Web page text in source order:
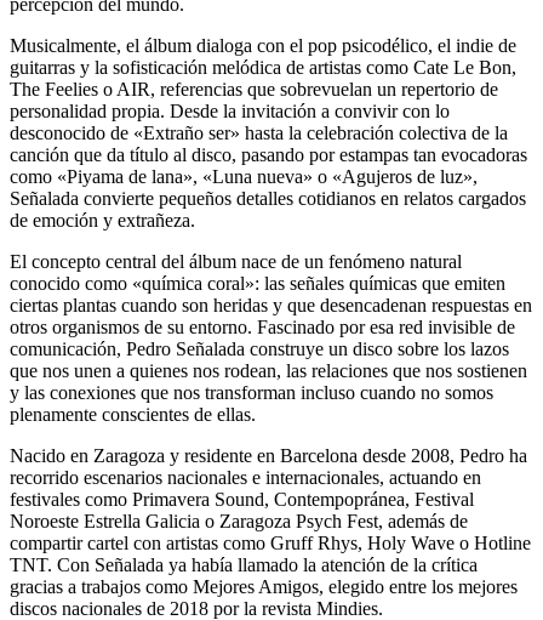
Musicalmente, el álbum dialoga con el pop psicodélico, el indie de
guitarras y la sofisticación melódica de artistas como Cate Le Bon,
The Feelies o AIR, referencias que sobrevuelan un repertorio de
personalidad propia. Desde la invitación a convivir con lo
desconocido de «Extraño ser» hasta la celebración colectiva de la
canción que da título al disco, pasando por estampas tan evocadoras
como «Piyama de lana», «Luna nueva» o «Agujeros de luz»,
Señalada convierte pequeños detalles cotidianos en relatos cargados
de emoción y extrañeza.
El concepto central del álbum nace de un fenómeno natural
conocido como «química coral»: las señales químicas que emiten
ciertas plantas cuando son heridas y que desencadenan respuestas en
otros organismos de su entorno. Fascinado por esa red invisible de
comunicación, Pedro Señalada construye un disco sobre los lazos
que nos unen a quienes nos rodean, las relaciones que nos sostienen
y las conexiones que nos transforman incluso cuando no somos
plenamente conscientes de ellas.
Nacido en Zaragoza y residente en Barcelona desde 2008, Pedro ha
recorrido escenarios nacionales e internacionales, actuando en
festivales como Primavera Sound, Contempopránea, Festival
Noroeste Estrella Galicia o Zaragoza Psych Fest, además de
compartir cartel con artistas como Gruff Rhys, Holy Wave o Hotline
TNT. Con Señalada ya había llamado la atención de la crítica
gracias a trabajos como Mejores Amigos, elegido entre los mejores
discos nacionales de 2018 por la revista Mindies.